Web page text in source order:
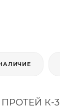
ПРОТЕЙ К-3